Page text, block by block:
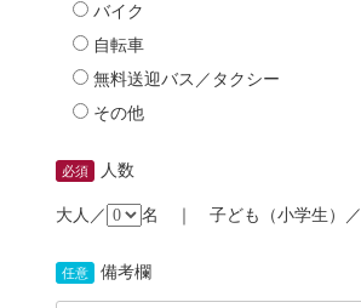
バイク
自転車
無料送迎バス／タクシー
その他
必須 人数
大人／ 名 ｜ 子ども（小学生）／
任意 備考欄